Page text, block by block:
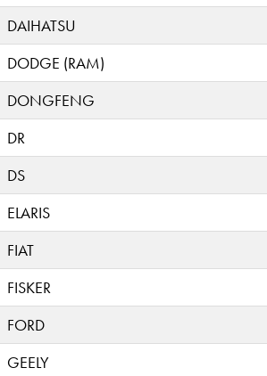
DAIHATSU
DODGE (RAM)
DONGFENG
DR
DS
ELARIS
FIAT
FISKER
FORD
GEELY